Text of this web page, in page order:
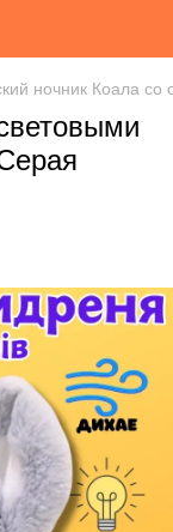
ночник Коала